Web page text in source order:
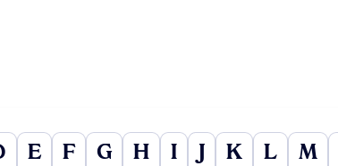
E F G H I J K L M